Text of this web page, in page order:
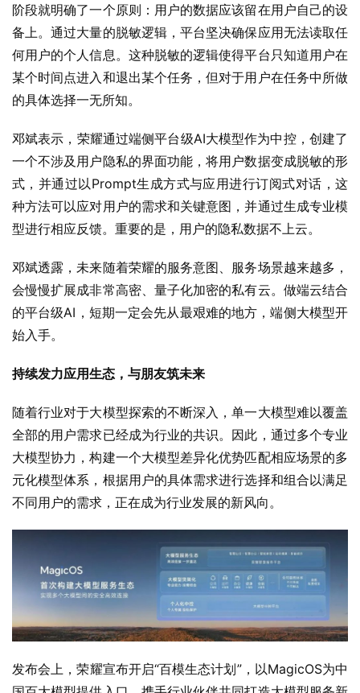
阶段就明确了一个原则：用户的数据应该留在用户自己的设
备上。通过大量的脱敏逻辑，平台坚决确保应用无法读取任
何用户的个人信息。这种脱敏的逻辑使得平台只知道用户在
某个时间点进入和退出某个任务，但对于用户在任务中所做
的具体选择一无所知。
邓斌表示，荣耀通过端侧平台级AI大模型作为中控，创建了
一个不涉及用户隐私的界面功能，将用户数据变成脱敏的形
式，并通过以Prompt生成方式与应用进行订阅式对话，这
种方法可以应对用户的需求和关键意图，并通过生成专业模
型进行相应反馈。重要的是，用户的隐私数据不上云。
邓斌透露，未来随着荣耀的服务意图、服务场景越来越多，
会慢慢扩展成非常高密、量子化加密的私有云。做端云结合
的平台级AI，短期一定会先从最艰难的地方，端侧大模型开
始入手。
持续发力应用生态，与朋友筑未来
随着行业对于大模型探索的不断深入，单一大模型难以覆盖
全部的用户需求已经成为行业的共识。因此，通过多个专业
大模型协力，构建一个大模型差异化优势匹配相应场景的多
元化模型体系，根据用户的具体需求进行选择和组合以满足
不同用户的需求，正在成为行业发展的新风向。
发布会上，荣耀宣布开启“百模生态计划”，以MagicOS为中